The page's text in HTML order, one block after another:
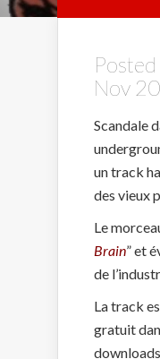
Nov
Scandale
un track
des vieux
Le
Brain” et
de
La track
gratuit